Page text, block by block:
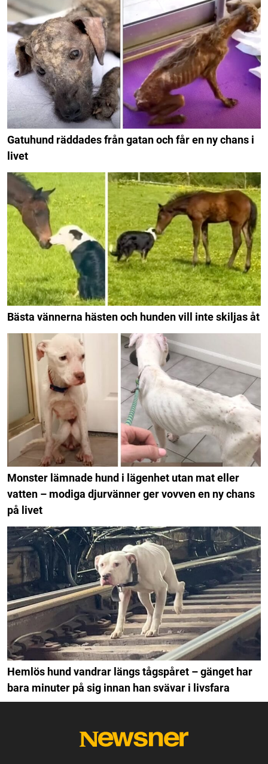
Gatuhund räddades från gatan och får en ny chans i
livet
Bästa vännerna hästen och hunden vill inte skiljas åt
Monster lämnade hund i lägenhet utan mat eller
vatten – modiga djurvänner ger vovven en ny chans
på livet
Hemlös hund vandrar längs tågspåret – gänget har
bara minuter på sig innan han svävar i livsfara